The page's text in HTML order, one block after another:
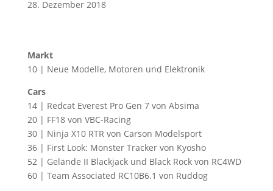
28. Dezember 2018
Markt
10 | Neue Modelle, Motoren und Elektronik
Cars
14 | Redcat Everest Pro Gen 7 von Absima
20 | FF18 von VBC-Racing
30 | Ninja X10 RTR von Carson Modelsport
36 | First Look: Monster Tracker von Kyosho
52 | Gelände II Blackjack und Black Rock von RC4WD
60 | Team Associated RC10B6.1 von Ruddog